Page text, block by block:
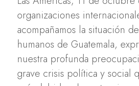
organizaciones
acompañamos la situación
humanos de Guatemala,
nuestra profunda
grave crisis política y social